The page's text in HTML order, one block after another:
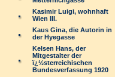
Kasimir Luigi, wohnhaft
Wien III.
Kaus Gina, die Autorin in
der Hyegasse
Kelsen Hans, der
Mitgestalter der
ï¿½sterreichischen
Bundesverfassung 1920